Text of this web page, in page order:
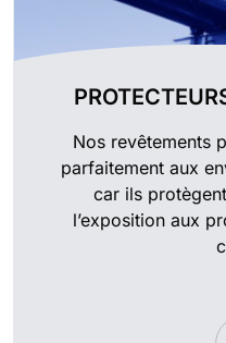
Nos revêtements
parfaitement aux
car ils
l’exposition aux